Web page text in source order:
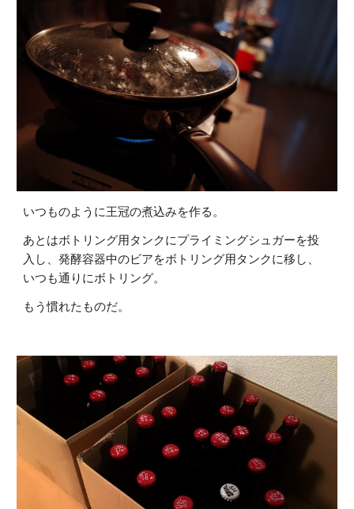
いつものように王冠の煮込みを作る。
あとはボトリング用タンクにプライミングシュガーを投
入し、発酵容器中のビアをボトリング用タンクに移し、
いつも通りにボトリング。
もう慣れたものだ。